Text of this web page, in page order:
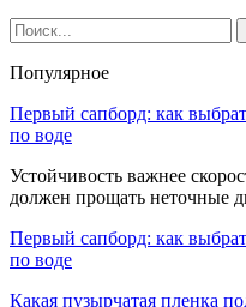
Популярное
Первый сапборд: как
по воде
Устойчивость важнее
должен прощать неточные
Первый сапборд: как
по воде
Какая пузырчатая пленка